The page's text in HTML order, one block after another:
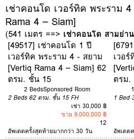
เช่าคอนโด เวอร์ทิค พระราม
Rama 4 – Siam]
(541 เมตร ==> เช่าคอนโด สามย่าน
[49517] เช่าคอนโด 1 ปี
เวอร์ทิค พระราม 4 - สยาม
[Vertiq Rama 4 – Siam] 62
ตรม. ชั้น 15
2 BedsSponsored Room
2 Beds 62 ตรม. ชั้น 15 FH
เช่า 30,000 ฿
ขาย 9,000,000 ฿
12
อัพเดตครั้งสุดท้ายมากกว่า 30 วัน
เวอ
ตรม.
1 Bed
อัพเดต